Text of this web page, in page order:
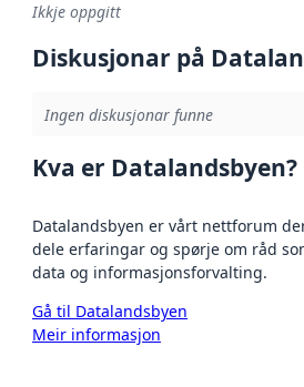
Ikkje oppgitt
Diskusjonar på
Ingen diskusjonar funne
Kva er Datalandsbyen?
Datalandsbyen er vårt nettforum
dele erfaringar og spørje om råd
data og informasjonsforvalting.
Gå til Datalandsbyen
Meir informasjon